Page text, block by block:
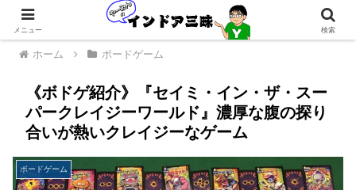
ホーム ボードゲーム
《ボドゲ紹介》『セイミ・イン・ザ・スー
パークレイジーワールド』濃厚な腹の探り
合いが熱いクレイジーなゲーム
ボードゲーム
メニュー 検索